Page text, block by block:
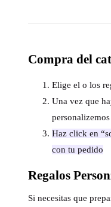
Compra del
Elige el o los
Una vez que
Haz click en
con tu pedido
Regalos
Si necesitas que